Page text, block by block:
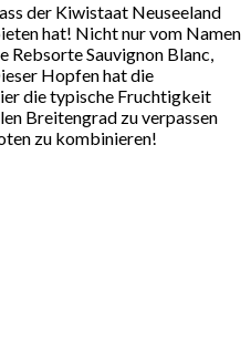
der Kiwistaat Neuseeland
hat! Nicht nur vom Namen
Rebsorte Sauvignon Blanc,
Hopfen hat die
die typische Fruchtigkeit
Breitengrad zu verpassen
zu kombinieren!